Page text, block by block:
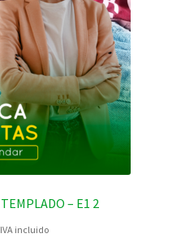
– E1 2
IVA incluido